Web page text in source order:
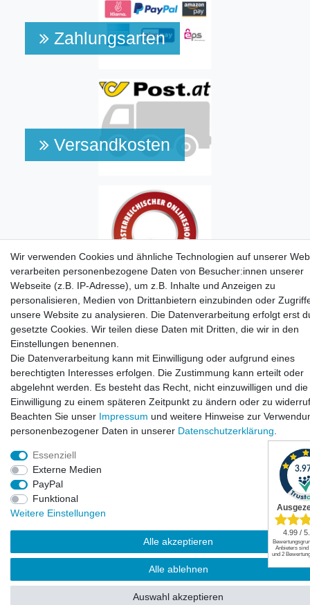
Zahlungsarten
Versandkosten
Widerrufsrecht | Widerrufsformular Impressum
Datenschutzerklärung
| Kontakt
© Copyright | Mimmis Traktor registered trademark | 2026 | Alle Rechte
vorbehalten.
Wir verwenden Cookies und ähnliche Technologien auf unserer
verarbeiten personenbezogene Daten von Besucher:innen unserer
Webseite (z.B. IP-Adresse), um z.B. Inhalte und Anzeigen zu
personalisieren, Medien von Drittanbietern einzubinden oder
unsere Website zu analysieren. Die Datenverarbeitung erfolgt erst
gesetzte Cookies. Wir teilen diese Daten mit Dritten, die wir in den
Einstellungen benennen.
Die Datenverarbeitung kann mit Einwilligung oder aufgrund eines
berechtigten Interesses erfolgen. Die Zustimmung kann erteilt oder
abgelehnt werden. Es besteht das Recht, nicht einzuwilligen und die
Einwilligung zu einem späteren Zeitpunkt zu ändern oder zu
Beachten Sie unser Impressum und weitere Hinweise zur
personenbezogener Daten in unserer Daten­schutz­erklärung
Essenziell
Externe Medien
PayPal
Funktional
Weitere Einstellungen
Alle akzeptieren
Alle ablehnen
Auswahl akzeptieren